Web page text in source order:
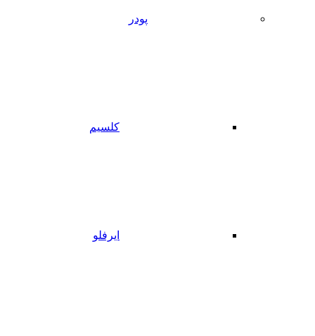
پودر
کلسیم
ایرفلو